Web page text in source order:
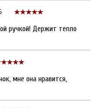
ручкой! Держит тепло
мне она нравится,